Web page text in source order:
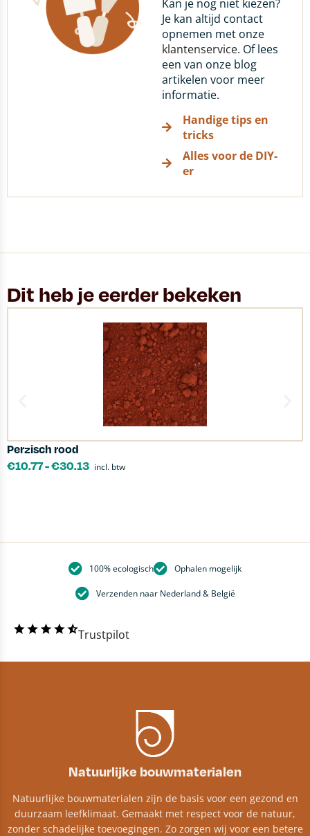
Kan je nog niet kiezen?
Je kan altijd contact
opnemen met onze
klantenservice. Of lees
een van onze blog
artikelen voor meer
informatie.
Handige tips en
tricks
Alles voor de DIY-
er
Dit heb je eerder bekeken
Perzisch rood
€10.77-€30.13 incl. btw
100% ecologisch Ophalen mogelijk
Verzenden naar Nederland & België
Trustpilot
Natuurlijke bouwmaterialen
Natuurlijke bouwmaterialen zijn de basis voor een gezond en
duurzaam leefklimaat. Gemaakt met respect voor de natuur,
zonder schadelijke toevoegingen. Zo zorgen wij voor een betere